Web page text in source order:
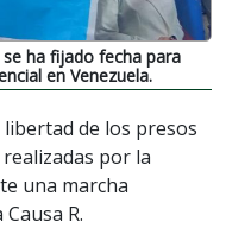
ha fijado fecha para
en Venezuela.
libertad de los presos
por la
una marcha
R.